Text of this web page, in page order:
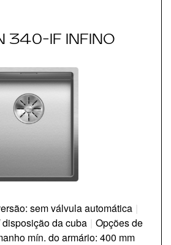
340-IF INFINO
sem válvula automática |
da cuba | Opções de
mín. do armário: 400 mm